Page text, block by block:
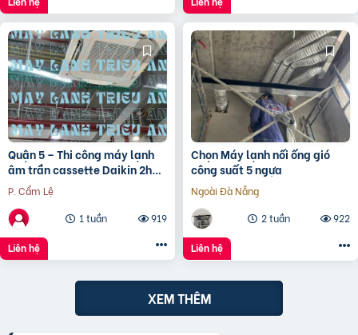
Quận 5 – Thi công máy lạnh
âm trần cassette Daikin 2hp
trọn gói chất lượng và hiệu
quả
P. Cẩm Lệ
1 tuần
919
Liên hệ
Chọn Máy lạnh nối ống gió
công suất 5 ngựa
Ngoài Đà Nẵng
2 tuần
922
Liên hệ
XEM THÊM